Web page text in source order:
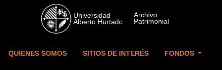
Skip to main content
QUIENES SOMOS SITIOS DE INTERÉS FONDOS